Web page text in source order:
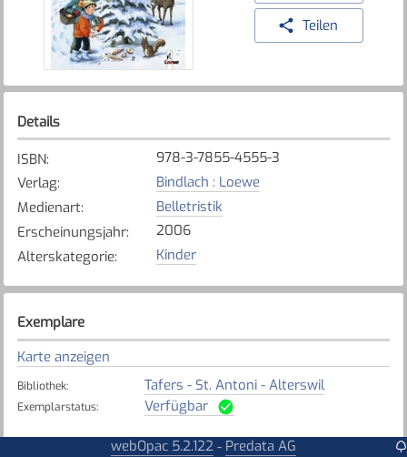
Teilen
Details
ISBN:
978-3-7855-4555-3
Verlag:
Bindlach : Loewe
Medienart:
Belletristik
Erscheinungsjahr:
2006
Alterskategorie: Kinder
Exemplare
Karte anzeigen
Bibliothek: Tafers - St. Antoni - Alterswil
Exemplarstatus: Verfügbar
webOpac 5.2.122 - Predata AG